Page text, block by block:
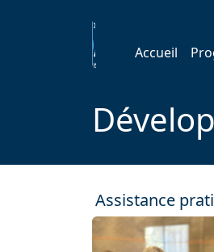
Accueil
Assistance